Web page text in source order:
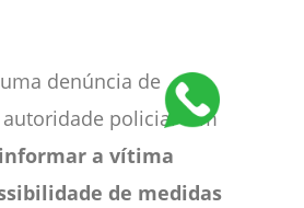
denúncia de
policial tem
informar a vítima
de medidas